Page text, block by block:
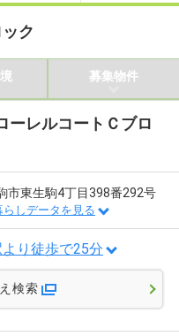
ク
募集物件
ーレルコートＣブロ
市東生駒4丁目398番292号
らしデータを見る
り徒歩で25分
検索